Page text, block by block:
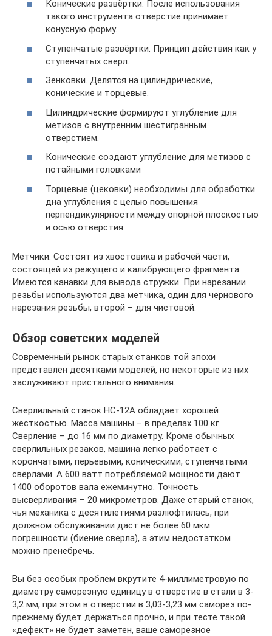
Конические развёртки. После использования
такого инструмента отверстие принимает
конусную форму.
Ступенчатые развёртки. Принцип действия как у
ступенчатых сверл.
Зенковки. Делятся на цилиндрические,
конические и торцевые.
Цилиндрические формируют углубление для
метизов с внутренним шестигранным
отверстием.
Конические создают углубление для метизов с
потайными головками
Торцевые (цековки) необходимы для обработки
дна углубления с целью повышения
перпендикулярности между опорной плоскостью
и осью отверстия.
Метчики. Состоят из хвостовика и рабочей части,
состоящей из режущего и калибрующего фрагмента.
Имеются канавки для вывода стружки. При нарезании
резьбы используются два метчика, один для чернового
нарезания резьбы, второй – для чистовой.
Обзор советских моделей
Современный рынок старых станков той эпохи
представлен десятками моделей, но некоторые из них
заслуживают пристального внимания.
Сверлильный станок НС-12А обладает хорошей
жёсткостью. Масса машины – в пределах 100 кг.
Сверление – до 16 мм по диаметру. Кроме обычных
сверлильных резаков, машина легко работает с
корончатыми, перьевыми, коническими, ступенчатыми
свёрлами. А 600 ватт потребляемой мощности дают
1400 оборотов вала ежеминутно. Точность
высверливания – 20 микрометров. Даже старый станок,
чья механика с десятилетиями разлюфтилась, при
должном обслуживании даст не более 60 мкм
погрешности (биение сверла), а этим недостатком
можно пренебречь.
Вы без особых проблем вкрутите 4-миллиметровую по
диаметру саморезную единицу в отверстие в стали в 3-
3,2 мм, при этом в отверстии в 3,03-3,23 мм саморез по-
прежнему будет держаться прочно, и при тесте такой
«дефект» не будет заметен, ваше саморезное